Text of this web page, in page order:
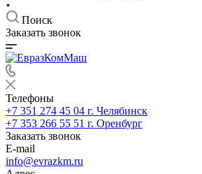
Поиск
Заказать звонок
Телефоны
+7 351 274 45 04 г. Челябинск
+7 353 266 55 51 г. Оренбург
Заказать звонок
E-mail
info@evrazkm.ru